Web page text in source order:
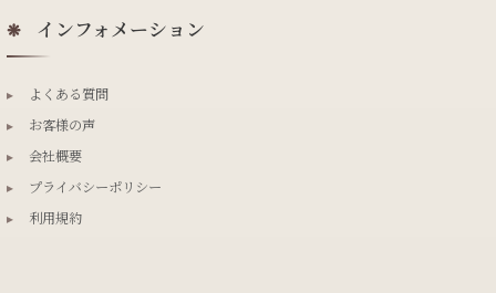
❋ インフォメーション
▸
よくある質問
▸
お客様の声
▸
会社概要
▸
プライバシーポリシー
▸
利用規約